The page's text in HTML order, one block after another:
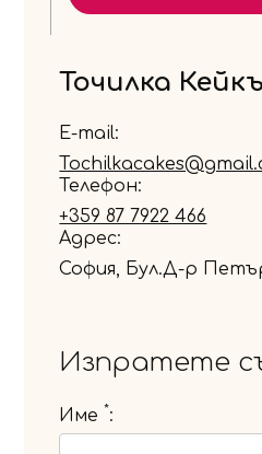
Точилка
E-mail:
Телефон:
+359 87 7922 466
Адрес:
София, Бул.Д-р
Изпратете
Име *